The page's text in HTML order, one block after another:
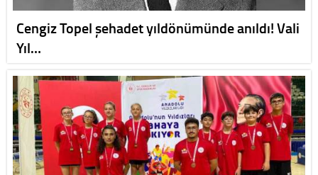
Cengiz Topel şehadet yıldönümünde anıldı! Vali
Yıl…